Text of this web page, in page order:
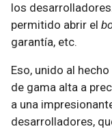
los
permitido abrir el
garantía, etc.
Eso, unido al
de gama alta a
a una
desarrolladores,